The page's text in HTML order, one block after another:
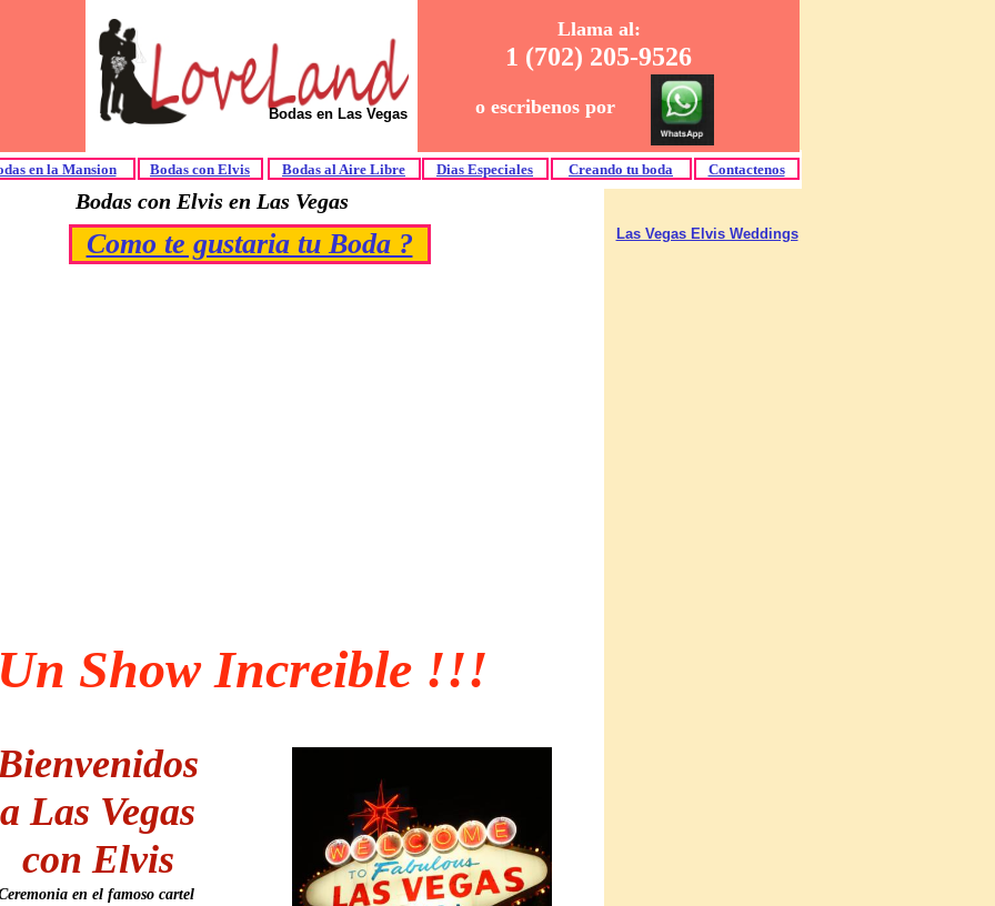
Yolanda y
Adrian
from
Ruben
Como te gustaria tu Boda ?
Contactenos
en la Mansion Bodas con Elvis Bodas al Aire Libre Dias Especiales Creando tu boda
Bodas con Elvis en Las Vegas
Las Vegas Elvis Weddings
Show Increible !!!
a Las Vegas
con Elvis
en el famoso cartel
Llama al:
1 (702) 205-9526
o escribenos por
Bodas en Las Vegas